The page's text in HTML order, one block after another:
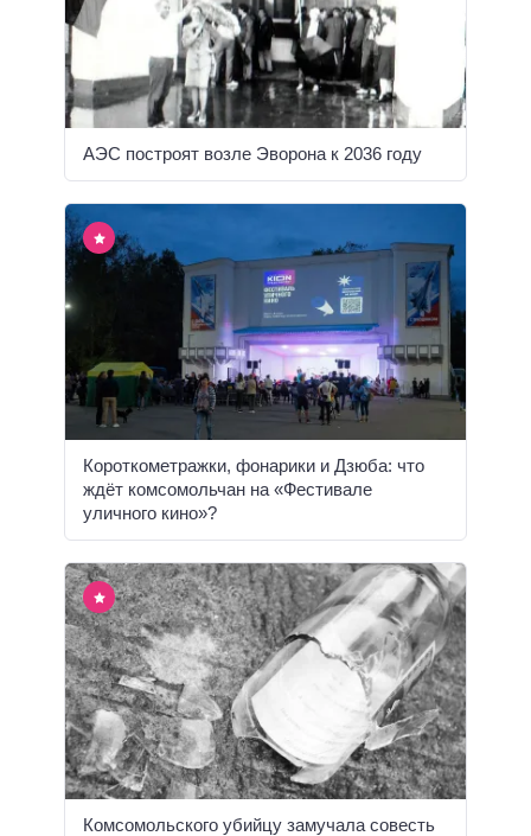
АЭС построят возле Эворона к 2036 году
Короткометражки, фонарики и Дзюба: что
ждёт комсомольчан на «Фестивале
уличного кино»?
Комсомольского убийцу замучала совесть